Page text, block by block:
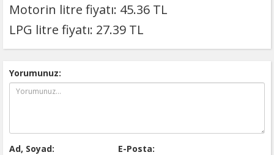
Motorin litre fiyatı: 45.36 TL
LPG litre fiyatı: 27.39 TL
Yorumunuz:
Ad, Soyad: E-Posta: